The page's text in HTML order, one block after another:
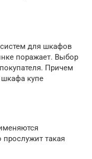
для шкафов
поражает. Выбор
Причем
купе
такая